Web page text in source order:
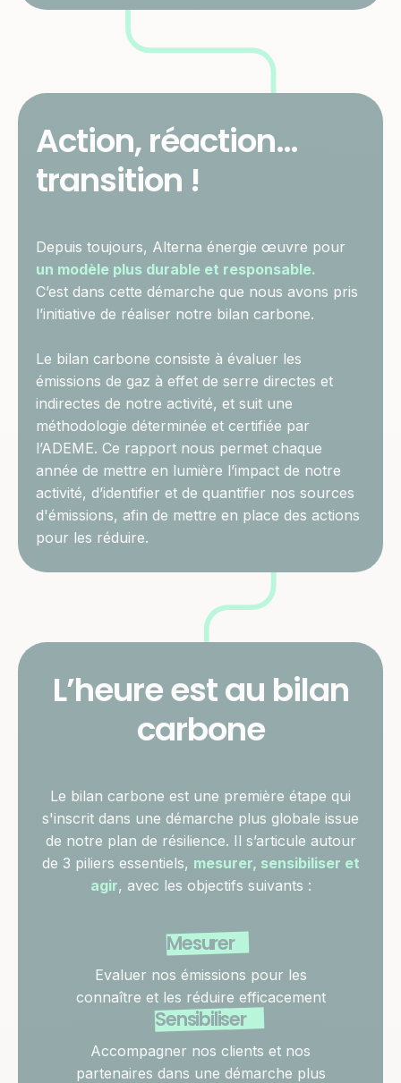
Action, réaction…
transition !
Depuis toujours, Alterna énergie œuvre pour
un modèle plus durable et responsable.
C’est dans cette démarche que nous avons pris
l’initiative de réaliser notre bilan carbone.
Le bilan carbone consiste à évaluer les
émissions de gaz à effet de serre directes et
indirectes de notre activité, et suit une
méthodologie déterminée et certifiée par
l’ADEME. Ce rapport nous permet chaque
année de mettre en lumière l’impact de notre
activité, d’identifier et de quantifier nos sources
d'émissions, afin de mettre en place des actions
pour les réduire.
L’heure est au bilan
carbone
Le bilan carbone est une première étape qui
s'inscrit dans une démarche plus globale issue
de notre plan de résilience. Il s’articule autour
de 3 piliers essentiels, mesurer, sensibiliser et
agir, avec les objectifs suivants :
Mesurer
Evaluer nos émissions pour les
connaître et les réduire efficacement
Sensibiliser
Accompagner nos clients et nos
partenaires dans une démarche plus